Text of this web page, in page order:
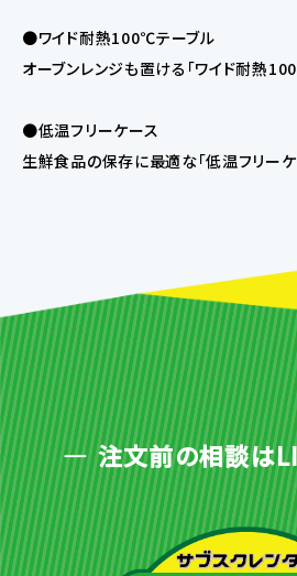
●ワイド耐熱100℃テーブル
オーブンレンジも置ける「ワイド耐熱
●低温フリーケース
生鮮食品の保存に最適な「低温フリー
注文前の相談は